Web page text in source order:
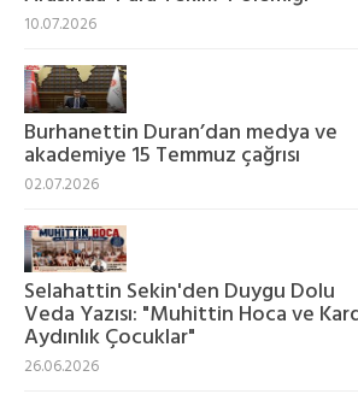
10.07.2026
Burhanettin Duran’dan medya ve
akademiye 15 Temmuz çağrısı
02.07.2026
Selahattin Sekin'den Duygu Dolu
Veda Yazısı: "Muhittin Hoca ve
Aydınlık Çocuklar"
26.06.2026